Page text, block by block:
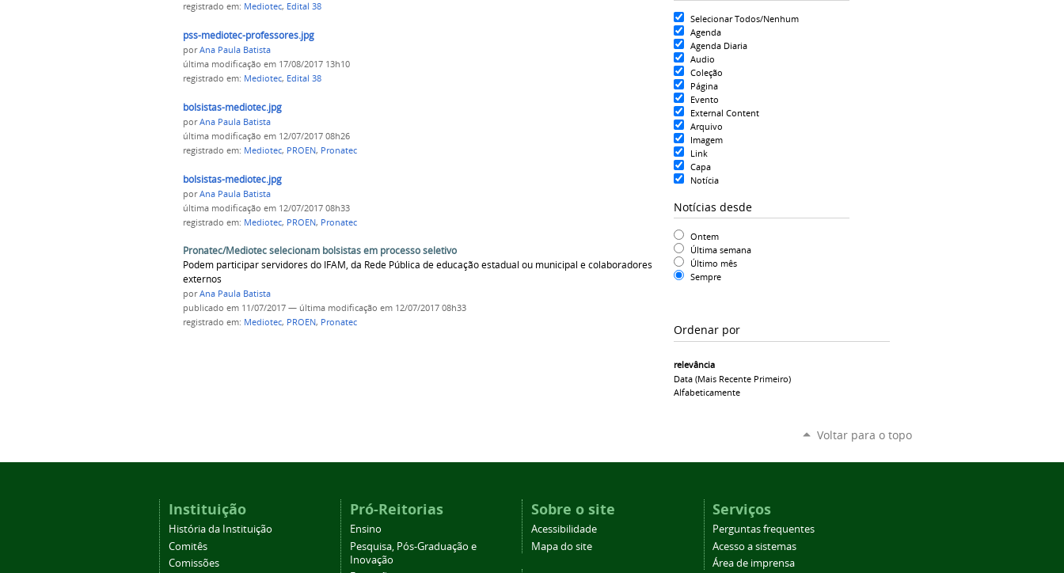
Selecionar Todos/Nenhum
Agenda
Agenda Diaria
Audio
Coleção
Página
Evento
External Content
Arquivo
Imagem
Link
Capa
Notícia
Notícias desde
Ontem
Última semana
Último mês
Sempre
Ordenar por
relevância
Data (mais Recente Primeiro)
Alfabeticamente
registrado em: Mediotec, Edital 38
pss-mediotec-professores.jpg
porAna Paula Batista
última modificação em 17/08/2017 13h10
registrado em: Mediotec, Edital 38
bolsistas-mediotec.jpg
porAna Paula Batista
última modificação em 12/07/2017 08h26
registrado em: Mediotec, PROEN, Pronatec
bolsistas-mediotec.jpg
porAna Paula Batista
última modificação em 12/07/2017 08h33
registrado em: Mediotec, PROEN, Pronatec
Pronatec/Mediotec selecionam bolsistas em processo seletivo
Podem participar servidores do IFAM, da Rede Pública de educação estadual ou municipal e colaboradores
externos
porAna Paula Batista
publicado em 11/07/2017 — última modificação em 12/07/2017 08h33
registrado em: Mediotec, PROEN, Pronatec
Voltar para o topo
Instituição
História da Instituição
Comitês
Comissões
Pró-Reitorias
Ensino
Pesquisa, Pós-Graduação e
Inovação
Sobre o site
Acessibilidade
Mapa do site
Serviços
Perguntas frequentes
Acesso a sistemas
Área de imprensa